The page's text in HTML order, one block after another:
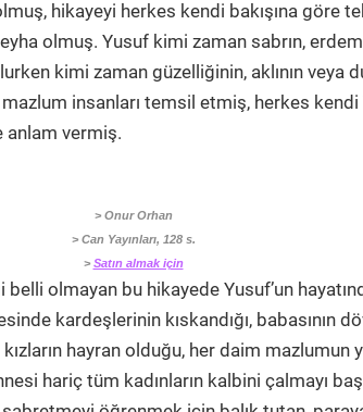
hikayeyi herkes kendi bakışına göre
olmuş. Yusuf kimi zaman sabrın,
kimi zaman güzelliğinin, aklının veya
insanları temsil etmiş, herkes kendi
anlam vermiş.
> Onur Orhan
> Can Yayınları, 128 s.
> Satın almak için
olmayan bu hikayede Yusuf’un
kardeşlerinin kıskandığı, babasının
hayran olduğu, her daim mazlumun
hariç tüm kadınların kalbini çalmayı